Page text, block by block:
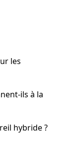
les
ils à la
hybride ?